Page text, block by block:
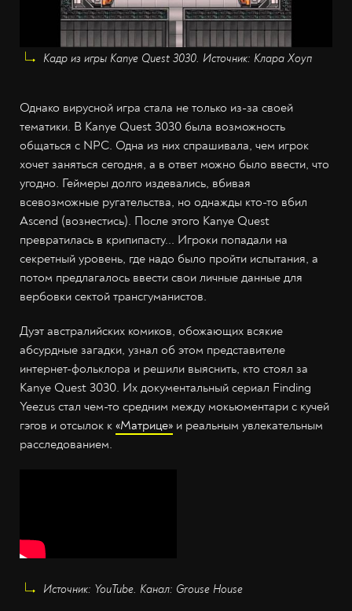
Кадр из игры Kanye Quest 3030. Источник: Клара Хоуп
Однако вирусной игра стала не только из-за своей
тематики. В Kanye Quest 3030 была возможность
общаться с NPC. Одна из них спрашивала, чем игрок
хочет заняться сегодня, а в ответ можно было ввести, что
угодно. Геймеры долго издевались, вбивая
всевозможные ругательства, но однажды кто-то вбил
Ascend (вознестись). После этого Kanye Quest
превратилась в крипипасту... Игроки попадали на
секретный уровень, где надо было пройти испытания, а
потом предлагалось ввести свои личные данные для
вербовки сектой трансгуманистов.
Дуэт австралийских комиков, обожающих всякие
абсурдные загадки, узнал об этом представителе
интернет-фольклора и решили выяснить, кто стоял за
Kanye Quest 3030. Их документальный сериал Finding
Yeezus стал чем-то средним между мокьюментари с кучей
гэгов и отсылок к «Матрице» и реальным увлекательным
расследованием.
Источник: YouTube. Канал: Grouse House